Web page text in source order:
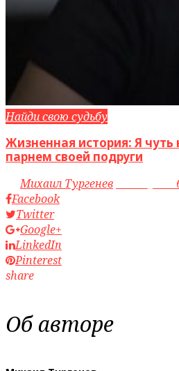
Найди свою судьбу
Жизненная история: Я чуть
парнем своей подруги
byМихаил Тургенев
Facebook
Twitter
Google+
LinkedIn
Pinterest
share
Об авторе